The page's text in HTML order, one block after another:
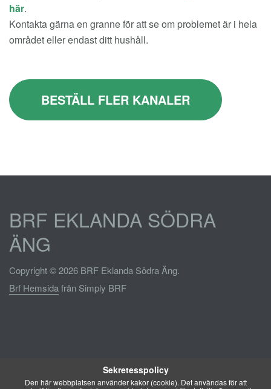
här.
Kontakta gärna en granne för att se om problemet är i hela
området eller endast ditt hushåll.
BESTÄLL FLER KANALER
BRF EKLANDA SÖDRA
ÄNG
Copyright © 2026 BRF Eklanda Södra Äng.
Brf Hemsidafrån Simply BRF
Sekretesspolicy
Den här webbplatsen använder kakor (cookie). Det användas för att